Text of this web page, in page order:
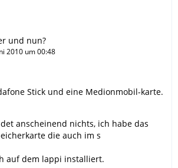
und nun?
2010 um 00:48
Stick und eine Medionmobil-karte.
anscheinend nichts, ich habe das
die auch im s
auf dem lappi installiert.